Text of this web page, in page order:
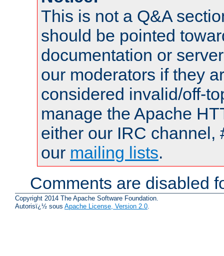
This is not a Q&A
should be pointed
documentation or
our moderators if they
considered invalid/off-
manage the Apache
either our IRC channel,
our mailing lists.
Comments are disabled
Copyright 2014 The Apache Software Foundation.
Autorisï¿½ sous Apache License, Version 2.0.